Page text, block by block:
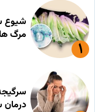
شیوع
مرگ
درمان